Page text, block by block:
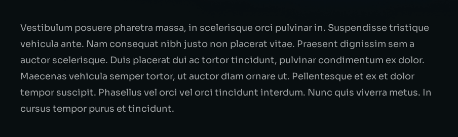
Vestibulum posuere pharetra massa, in scelerisque orci pulvinar in. Suspendisse tristique
vehicula ante. Nam consequat nibh justo non placerat vitae. Praesent dignissim sem a
auctor scelerisque. Duis placerat dui ac tortor tincidunt, pulvinar condimentum ex dolor.
Maecenas vehicula semper tortor, ut auctor diam ornare ut. Pellentesque et ex et dolor
tempor suscipit. Phasellus vel orci vel orci tincidunt interdum. Nunc quis viverra metus. In
cursus tempor purus et tincidunt.